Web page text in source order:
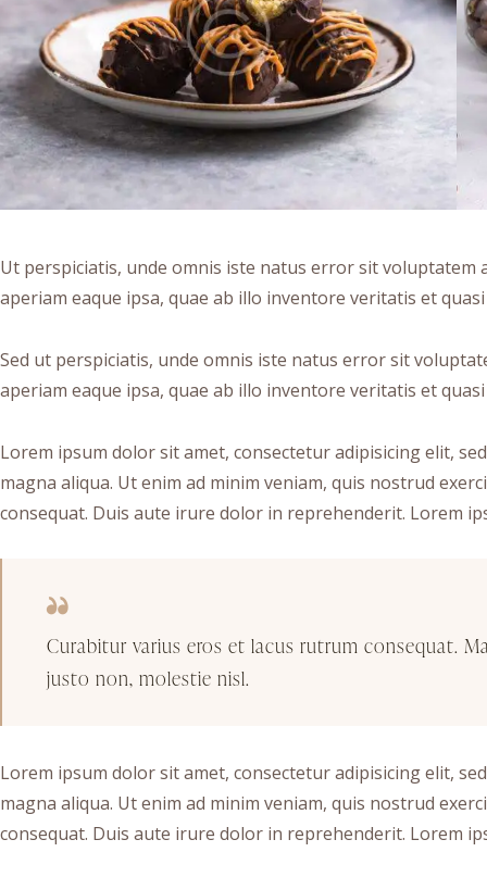
Ut perspiciatis, unde omnis iste natus error sit
aperiam eaque ipsa, quae ab illo inventore veritatis et
Sed ut perspiciatis, unde omnis iste natus error sit
aperiam eaque ipsa, quae ab illo inventore veritatis et
Lorem ipsum dolor sit amet, consectetur adipisicing elit,
magna aliqua. Ut enim ad minim veniam, quis nostrud
consequat. Duis aute irure dolor in reprehenderit. Lorem
Curabitur varius eros et lacus rutrum consequat.
justo non, molestie nisl.
Lorem ipsum dolor sit amet, consectetur adipisicing elit,
magna aliqua. Ut enim ad minim veniam, quis nostrud
consequat. Duis aute irure dolor in reprehenderit. Lorem